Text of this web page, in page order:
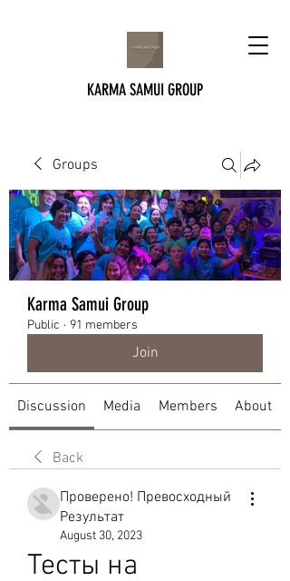
KARMA SAMUI GROUP
Groups
Karma Samui Group
Public · 91 members
Join
Discussion Media Members About
Back
Проверено! Превосходный
Результат
August 30, 2023
Тесты на